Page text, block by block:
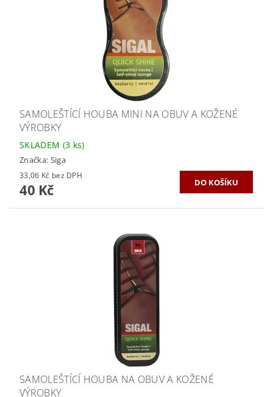
SAMOLEŠTÍCÍ HOUBA MINI NA OBUV A KOŽENÉ
VÝROBKY
SKLADEM (3 ks)
Značka: Siga
33,06 Kč bez DPH
40 Kč
SAMOLEŠTÍCÍ HOUBA NA OBUV A KOŽENÉ
VÝROBKY